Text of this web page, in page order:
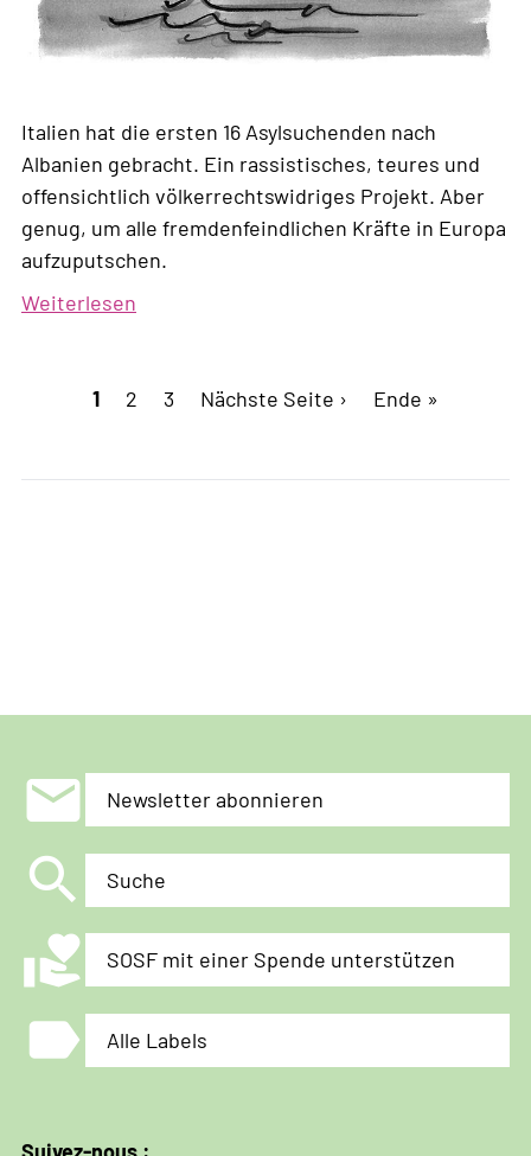
Italien hat die ersten 16 Asylsuchenden nach
Albanien gebracht. Ein rassistisches, teures und
offensichtlich völkerrechtswidriges Projekt. Aber
genug, um alle fremdenfeindlichen Kräfte in Europa
aufzuputschen.
Weiterlesen
Zerstörung
Seitennummerierung
Aktuelle
1 Page
2 Page
3
Nächste
Nächste Seite ›
Letzte
Ende »
mail Newsletter abonnieren
search Suche
volunteer_activism SOSF mit einer Spende unterstützen
label Alle Labels